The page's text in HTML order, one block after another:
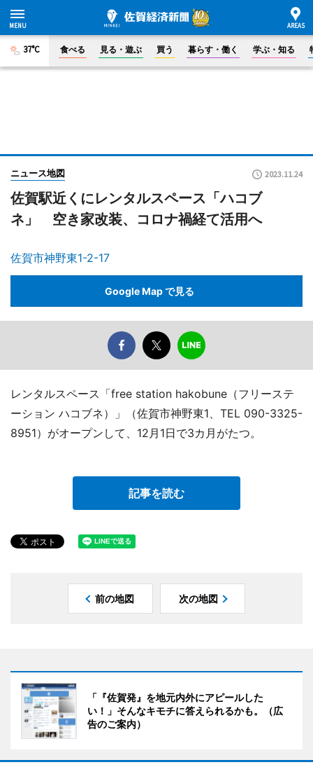
37°C 食べる 見る・遊ぶ 買う 暮らす・働く 学ぶ・知る
ニュース地図 2023.11.24
佐賀駅近くにレンタルスペース「ハコブ
ネ」 空き家改装、コロナ禍経て活用へ
佐賀市神野東1-2-17
Google Map で見る
レンタルスペース「free station hakobune（フリーステ
ーション ハコブネ）」（佐賀市神野東1、TEL 090-3325-
8951）がオープンして、12月1日で3カ月がたつ。
記事を読む
前の地図 次の地図
「『佐賀発』を地元内外にアピールした
い！」そんなキモチに答えられるかも。（広
告のご案内）